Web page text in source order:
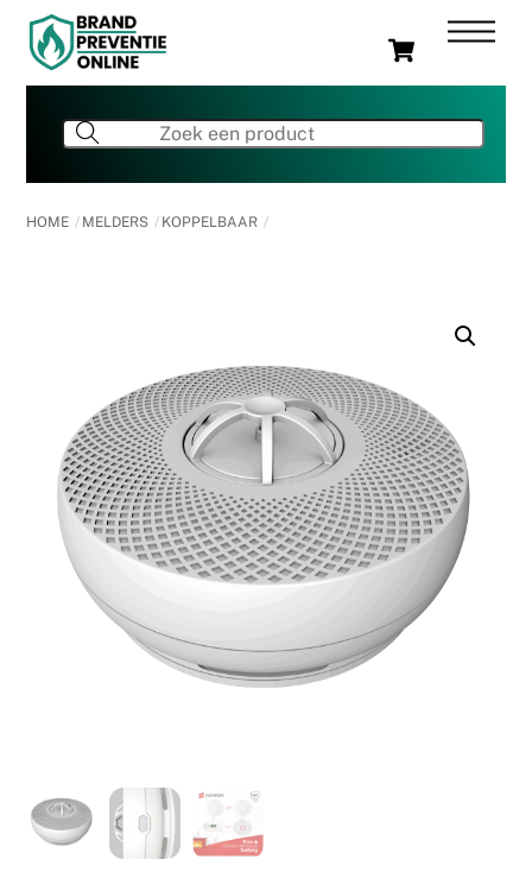
Skip
content
Cart
HOME MELDERS KOPPELBAAR